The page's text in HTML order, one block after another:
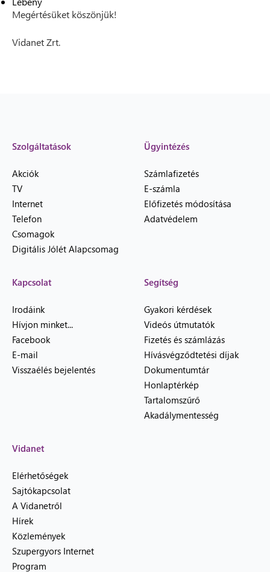
Megértésüket köszönjük!
Vidanet Zrt.
Szolgáltatások
Akciók
TV
Internet
Telefon
Csomagok
Digitális Jólét Alapcsomag
Ügyintézés
Számlafizetés
E-számla
Előfizetés módosítása
Adatvédelem
Kapcsolat
Irodáink
Hívjon minket...
Facebook
E-mail
Visszaélés bejelentés
Segítség
Gyakori kérdések
Videós útmutatók
Fizetés és számlázás
Hívásvégződtetési díjak
Dokumentumtár
Honlaptérkép
Tartalomszűrő
Akadálymentesség
Vidanet
Elérhetőségek
Sajtókapcsolat
A Vidanetről
Hírek
Közlemények
Szupergyors Internet
Program